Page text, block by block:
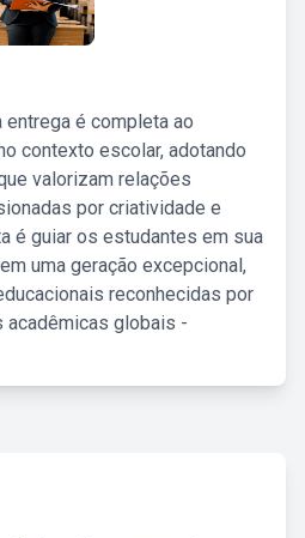
entrega é completa ao
contexto escolar, adotando
valorizam relações
por criatividade e
é guiar os estudantes em sua
uma geração excepcional,
reconhecidas por
globais -